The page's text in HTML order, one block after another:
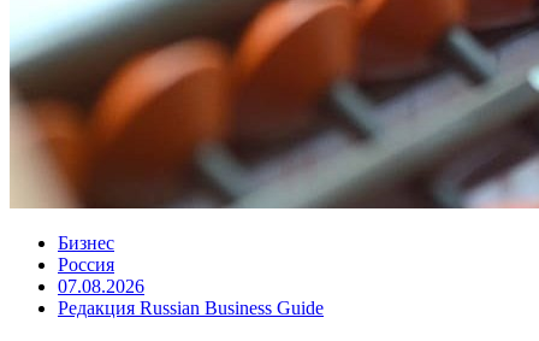
Бизнес
Россия
07.08.2026
Редакция Russian Business Guide